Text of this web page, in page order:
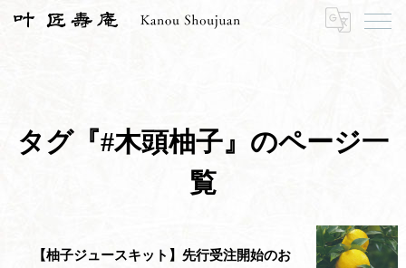
HOME
タグ『#木頭柚子』のページ一
覧
【柚子ジュースキット】先行受注開始のお